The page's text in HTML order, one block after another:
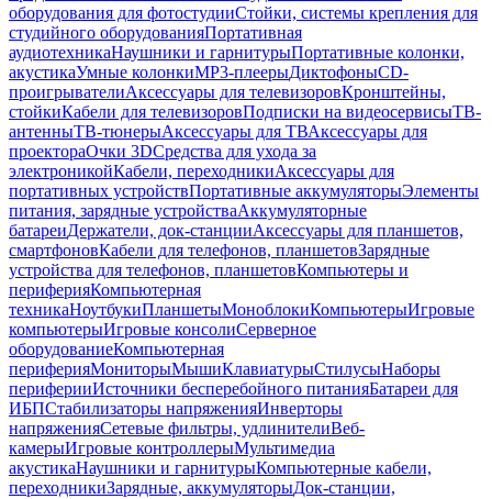
оборудования для фотостудииСтойки, системы крепления для
студийного оборудованияПортативная
аудиотехникаНаушники и гарнитурыПортативные колонки,
акустикаУмные колонкиMP3-плеерыДиктофоныCD-
проигрывателиАксессуары для телевизоровКронштейны,
стойкиКабели для телевизоровПодписки на видеосервисыТВ-
антенныТВ-тюнерыАксессуары для ТВАксессуары для
проектораОчки 3DСредства для ухода за
электроникойКабели, переходникиАксессуары для
портативных устройствПортативные аккумуляторыЭлементы
питания, зарядные устройстваАккумуляторные
батареиДержатели, док-станцииАксессуары для планшетов,
смартфоновКабели для телефонов, планшетовЗарядные
устройства для телефонов, планшетовКомпьютеры и
периферияКомпьютерная
техникаНоутбукиПланшетыМоноблокиКомпьютерыИгровые
компьютерыИгровые консолиСерверное
оборудованиеКомпьютерная
периферияМониторыМышиКлавиатурыСтилусыНаборы
периферииИсточники бесперебойного питанияБатареи для
ИБПСтабилизаторы напряженияИнверторы
напряженияСетевые фильтры, удлинителиВеб-
камерыИгровые контроллерыМультимедиа
акустикаНаушники и гарнитурыКомпьютерные кабели,
переходникиЗарядные, аккумуляторыДок-станции,